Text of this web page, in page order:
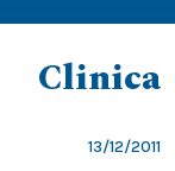
Clinica
13/12/2011